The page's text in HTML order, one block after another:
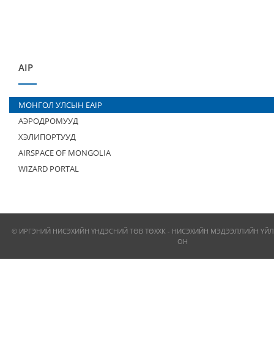
AIP
МОНГОЛ УЛСЫН EAIP
АЭРОДРОМУУД
ХЭЛИПОРТУУД
AIRSPACE OF MONGOLIA
WIZARD PORTAL
© ИРГЭНИЙ НИСЭХИЙН ҮНДЭСНИЙ ТӨВ ТӨХХК - НИСЭХИЙН МЭДЭЭЛЛИЙН
ОН